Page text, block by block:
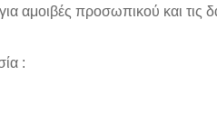
αμοιβές προσωπικού και τις
: